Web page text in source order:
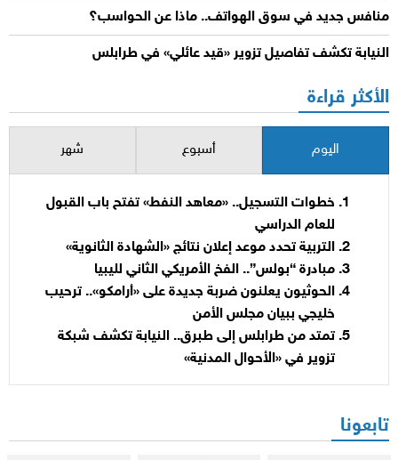
منافس جديد في سوق الهواتف.. ماذا عن الحواسب؟
النيابة تكشف تفاصيل تزوير «قيد عائلي» في طرابلس
الأكثر قراءة
اليوم أسبوع شهر
خطوات التسجيل.. «معاهد النفط» تفتح باب القبول
للعام الدراسي
التربية تحدد موعد إعلان نتائج «الشهادة الثانوية»
مبادرة “بولس”.. الفخ الأمريكي الثاني لليبيا
الحوثيون يعلنون ضربة جديدة على «أرامكو».. ترحيب
خليجي ببيان مجلس الأمن
تمتد من طرابلس إلى طبرق.. النيابة تكشف شبكة
تزوير في «الأحوال المدنية»
تابعونا